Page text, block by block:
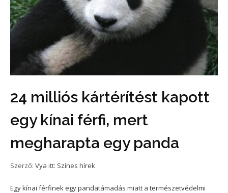
24 milliós kártérítést kapott
egy kínai férfi, mert
megharapta egy panda
Szerző: Vya itt: Színes hírek
Egy kínai férfinek egy pandatámadás miatt a természetvédelmi